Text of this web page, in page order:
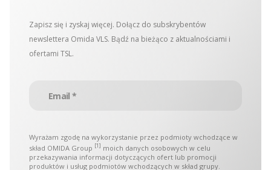
Zapisz się i zyskaj więcej. Dołącz do subskrybentów
newslettera Omida VLS. Bądź na bieżąco z aktualnościami i
ofertami TSL.
Wyrażam zgodę na wykorzystanie przez podmioty wchodzące w
skład OMIDA Group [1] moich danych osobowych w celu
przekazywania informacji dotyczących ofert lub promocji
produktów i usług podmiotów wchodzących w skład grupy.